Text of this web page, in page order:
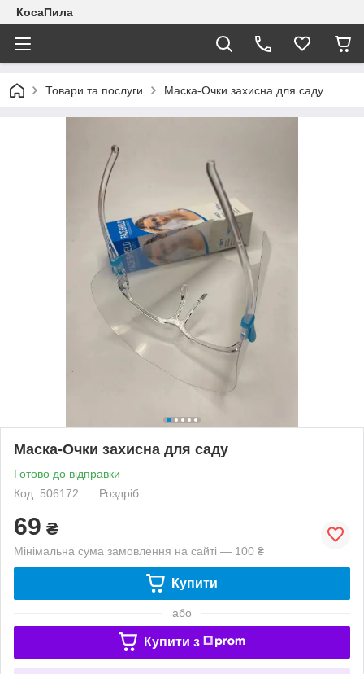
КосаПила
Товари та послуги Маска-Очки захисна для саду
Маска-Очки захисна для саду
Готово до відправки
Код: 506172
Роздріб
69 ₴
Мінімальна сума замовлення на сайті — 100 ₴
Купити
або
Купити з